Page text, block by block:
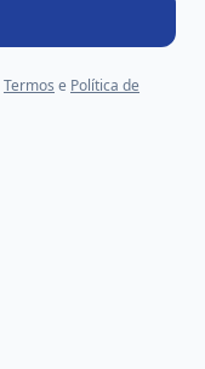
Termos e Política de